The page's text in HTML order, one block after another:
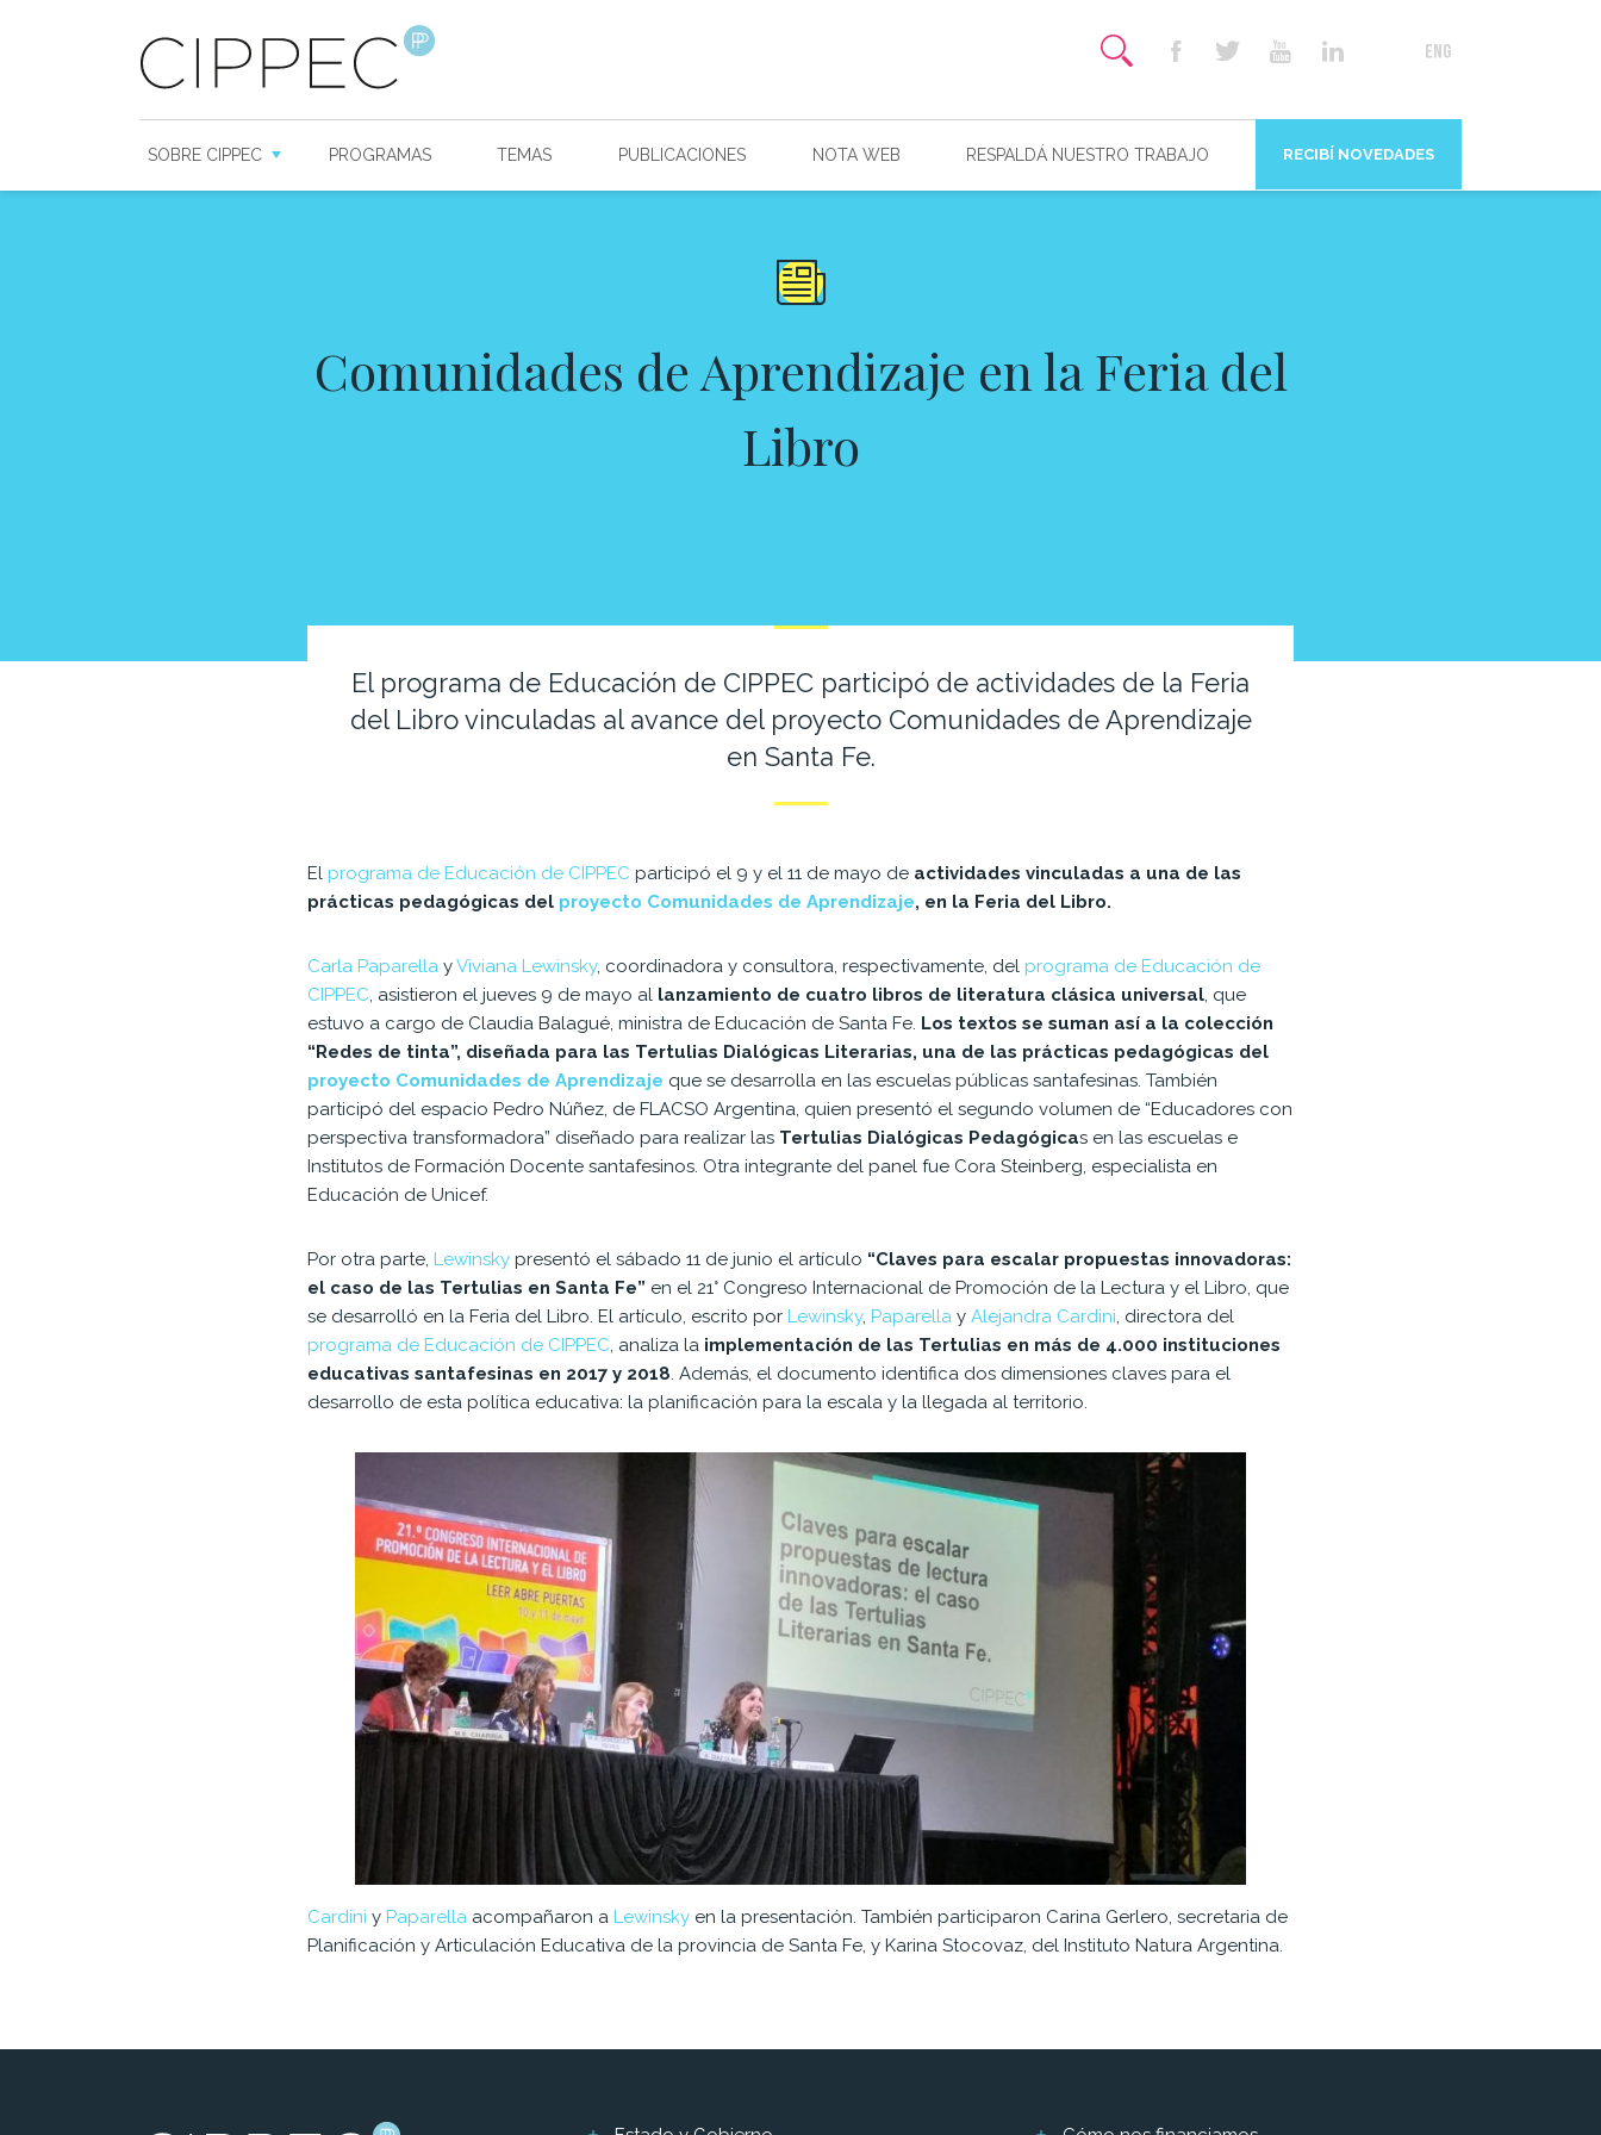
SOBRE CIPPEC PROGRAMAS TEMAS PUBLICACIONES NOTA WEB RESPALDÁ NUESTRO TRABAJO RECIBÍ NOVEDADES
Comunidades de Aprendizaje en la Feria del
Libro
El programa de Educación de CIPPEC participó de actividades de la Feria
del Libro vinculadas al avance del proyecto Comunidades de Aprendizaje
en Santa Fe.
El programa de Educación de CIPPEC participó el 9 y el 11 de mayo de actividades vinculadas a una de las
prácticas pedagógicas del proyecto Comunidades de Aprendizaje, en la Feria del Libro.
Carla Paparella yViviana Lewinsky, coordinadora y consultora, respectivamente, del programa de Educación de
CIPPEC, asistieron el jueves 9 de mayo al lanzamiento de cuatro libros de literatura clásica universal, que
estuvo a cargo de Claudia Balagué, ministra de Educación de Santa Fe. Los textos se suman así a la colección
“Redes de tinta”, diseñada para las Tertulias Dialógicas Literarias, una de las prácticas pedagógicas del
proyecto Comunidades de Aprendizaje que se desarrolla en las escuelas públicas santafesinas. También
participó del espacio Pedro Núñez, de FLACSO Argentina, quien presentó el segundo volumen de “Educadores con
perspectiva transformadora” diseñado para realizar las Tertulias Dialógicas Pedagógicas en las escuelas e
Institutos de Formación Docente santafesinos. Otra integrante del panel fue Cora Steinberg, especialista en
Educación de Unicef.
Por otra parte, Lewinskypresentó el sábado 11 de junio el artículo “Claves para escalar propuestas innovadoras:
el caso de las Tertulias en Santa Fe” en el 21° Congreso Internacional de Promoción de la Lectura y el Libro, que
se desarrolló en la Feria del Libro. El artículo, escrito por Lewinsky, PaparellayAlejandra Cardini, directora del
programa de Educación de CIPPEC, analiza la implementación de las Tertulias en más de 4.000 instituciones
educativas santafesinas en 2017 y 2018. Además, el documento identifica dos dimensiones claves para el
desarrollo de esta política educativa: la planificación para la escala y la llegada al territorio.
Cardiniy Paparella acompañaron a Lewinsky en la presentación. También participaron Carina Gerlero, secretaria de
Planificación y Articulación Educativa de la provincia de Santa Fe, y Karina Stocovaz, del Instituto Natura Argentina.